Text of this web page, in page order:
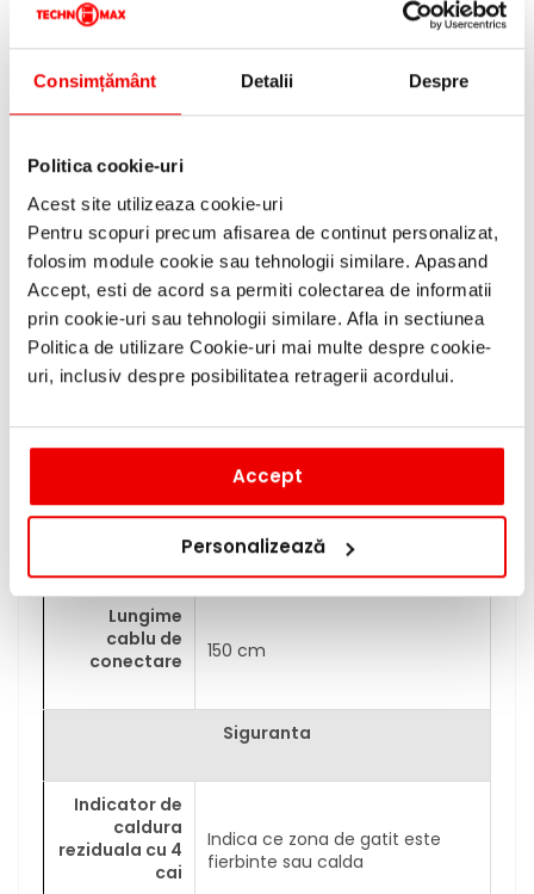
Consimțământ Detalii Despre
Politica cookie-uri
Acest site utilizeaza cookie-uri
Pentru scopuri precum afisarea de continut personalizat,
folosim module cookie sau tehnologii similare. Apasand
Accept, esti de acord sa permiti colectarea de informatii
prin cookie-uri sau tehnologii similare. Afla in sectiunea
Politica de utilizare Cookie-uri mai multe despre cookie-
uri, inclusiv despre posibilitatea retragerii acordului.
Accept
Personalizează
Plita care este usor de
Suprafata complet
plana, poate fi stearsa dupa
racire fara mijloace
caldura
calda dupa gatit
TouchControl Da
Dimensiuni si greutate
plita
Dimensiuni
nisa de
49.0 (Lungime) x 56.0 (Latime)
x 5.0 (Adancime) cm
Lungime
cablu de
conectare
150 cm
Siguranta
Indicator de
caldura
reziduala cu 4
cai
Indica ce zona de gatit este
fierbinte sau calda